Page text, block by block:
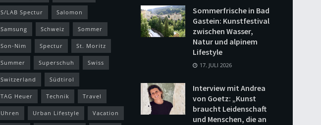
S/LAB Spectur Salomon
Samsung Schweiz Sommer
Son-Nim Spectur St. Moritz
Summer Superschuh Swiss
Switzerland Südtirol
TAG Heuer Technik Travel
Uhren Urban Lifestyle Vacation
Sommerfrische in Bad
Gastein: Kunstfestival
zwischen Wasser,
Natur und alpinem
Lifestyle
17. JULI 2026
Interview mit Andrea
von Goetz: „Kunst
braucht Leidenschaft
und Menschen, die an